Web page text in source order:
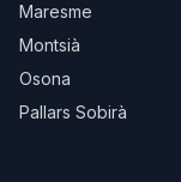
Maresme
Montsià
Osona
Pallars Sobirà